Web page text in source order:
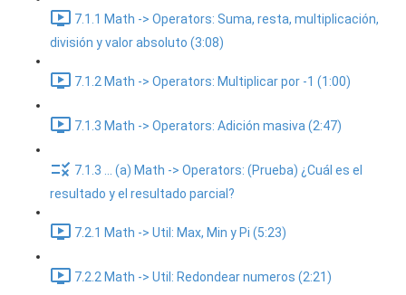
7.1.1 Math -> Operators: Suma, resta, multiplicación,
división y valor absoluto (3:08)
7.1.2 Math -> Operators: Multiplicar por -1 (1:00)
7.1.3 Math -> Operators: Adición masiva (2:47)
7.1.3 ... (a) Math -> Operators: (Prueba) ¿Cuál es el
resultado y el resultado parcial?
7.2.1 Math -> Util: Max, Min y Pi (5:23)
7.2.2 Math -> Util: Redondear numeros (2:21)